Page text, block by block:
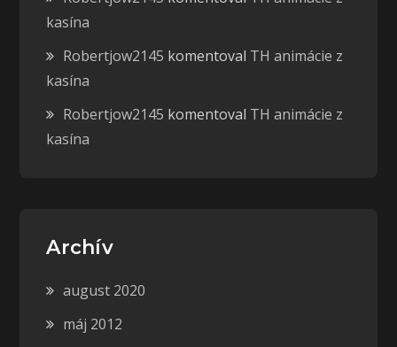
kasína
Robertjow2145 komentoval TH animácie z
kasína
Robertjow2145 komentoval TH animácie z
kasína
Archív
august 2020
máj 2012